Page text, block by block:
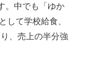
。中でも「ゆか
して学校給食、
、売上の半分強